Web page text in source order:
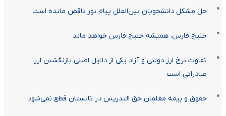
حل مشکل دانشجویان بین‌الملل پیام نور ناقص مانده است
خلیج فارس، همیشه خلیج فارس خواهد ماند
تفاوت نرخ ارز دولتی و آزاد یکی از دلایل اصلی بازنگشتن ارز
صادراتی است
حقوق و بیمه معلمان حق التدریس در تابستان قطع نمی‌شود